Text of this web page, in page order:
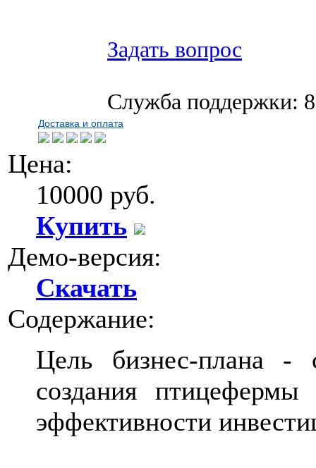
Задать вопрос
Служба поддержки:
Доставка и оплата
Цена:
10000 руб.
Купить
Демо-версия:
Скачать
Содержание:
Цель бизнес-плана -
создания птицефермы
эффективности